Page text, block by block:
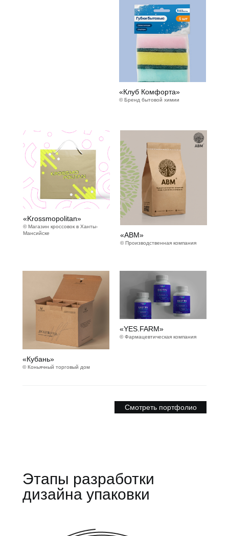
«Клуб Комфорта»
© Бренд бытовой химии
«Krossmopolitan»
© Магазин кроссовок в Ханты-
Мансийске
«АВМ»
© Производственная компания
«YES.FARM»
© Фармацевтическая компания
«Кубань»
© Коньячный торговый дом
Смотреть портфолио
Этапы разработки
дизайна упаковки